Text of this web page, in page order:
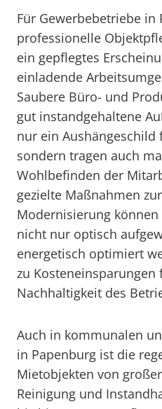
Für Gewerbebetriebe in
professionelle
ein gepflegtes
einladende
Saubere Büro- und
gut instandgehaltene
nur ein
sondern tragen auch
Wohlbefinden der
gezielte Maßnahmen
Modernisierung
nicht nur optisch
energetisch optimiert
zu
Nachhaltigkeit des
Auch in kommunalen
in Papenburg ist die
Mietobjekten von
Reinigung und